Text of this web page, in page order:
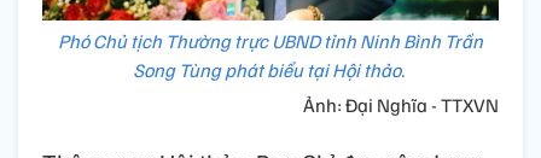
Phó Chủ tịch Thường trực UBND tỉnh Ninh Bình Trần
Song Tùng phát biểu tại Hội thảo.
Ảnh: Đại Nghĩa - TTXVN